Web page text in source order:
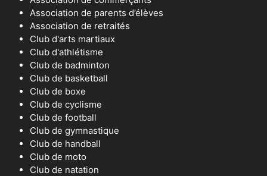
Association de parents d’élèves
Association de retraités
Club d'arts martiaux
Club d'athlétisme
Club de badminton
Club de basketball
Club de boxe
Club de cyclisme
Club de football
Club de gymnastique
Club de handball
Club de moto
Club de natation